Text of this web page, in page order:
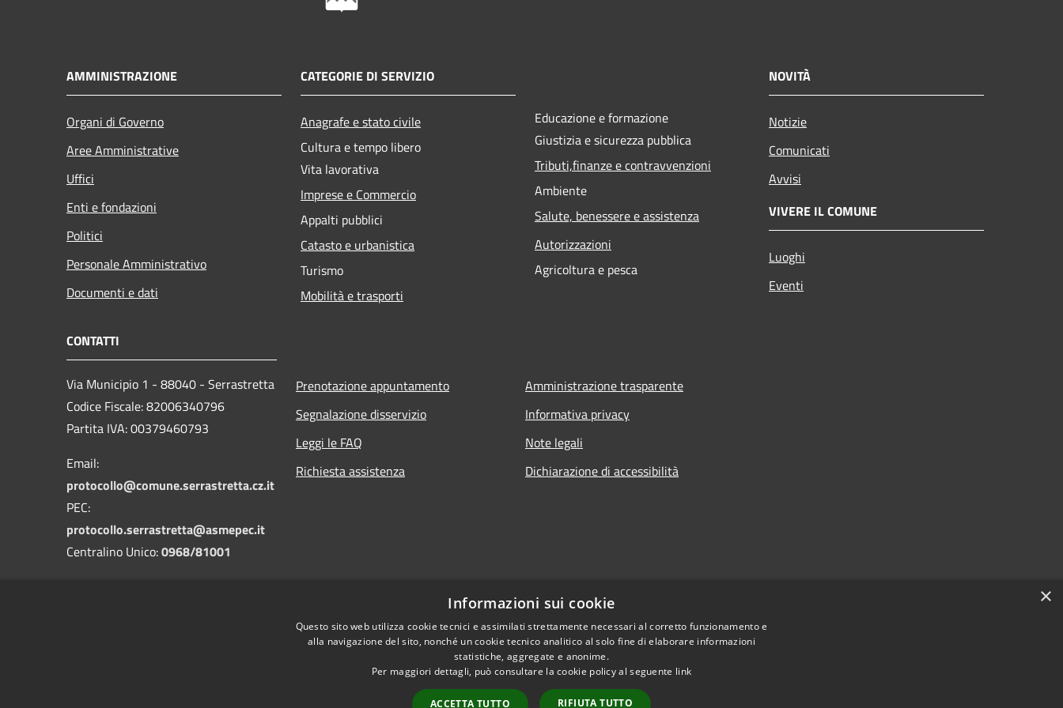
AMMINISTRAZIONE
Organi di Governo
Aree Amministrative
Uffici
Enti e fondazioni
Politici
Personale Amministrativo
Documenti e dati
CATEGORIE DI SERVIZIO
Anagrafe e stato civile
Cultura e tempo libero
Vita lavorativa
Imprese e Commercio
Appalti pubblici
Catasto e urbanistica
Turismo
Mobilità e trasporti
Educazione e formazione
Giustizia e sicurezza pubblica
Tributi,finanze e contravvenzioni
Ambiente
Salute, benessere e assistenza
Autorizzazioni
Agricoltura e pesca
NOVITÀ
Notizie
Comunicati
Avvisi
VIVERE IL COMUNE
Luoghi
Eventi
CONTATTI
Via Municipio 1 - 88040 - Serrastretta
Codice Fiscale: 82006340796
Partita IVA: 00379460793
Email:
protocollo@comune.serrastretta.cz.it
PEC:
protocollo.serrastretta@asmepec.it
Centralino Unico:0968/81001
Prenotazione appuntamento
Segnalazione disservizio
Leggi le FAQ
Richiesta assistenza
Amministrazione trasparente
Informativa privacy
Note legali
Dichiarazione di accessibilità
×
Informazioni sui cookie
Questo sito web utilizza cookie tecnici e assimilati strettamente necessari al corretto funzionamento e
alla navigazione del sito, nonché un cookie tecnico analitico al solo fine di elaborare informazioni
statistiche, aggregate e anonime.
Per maggiori dettagli, può consultare la cookie policy al seguente link
ACCETTA TUTTO RIFIUTA TUTTO